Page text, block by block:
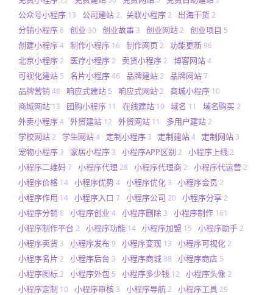
公众号小程序 13 公司建站2 关联小程序2 出海干货2
分销小程序6 创业 30 创业故事 3 创业网站2 创业项目 5
创建小程序4 制作小程序 16 制作网页 2 功能更新96
北京小程序2 医疗小程序2 卖货小程序2 博客网站4
可视化建站 5 名片小程序46 品牌建站2 品牌网站7
品牌营销 48 响应式建站 5 响应式网站2 商城小程序 10
商城网站 13 团购小程序 11 在线建站 10 域名 11 域名购买2
外卖小程序4 外贸建站 12 外贸网站 11 多用户建站2
学校网站2 学生网站4 定制小程序 3 定制建站4 定制网站 3
宠物小程序 3 家居小程序 3 小程序APP区别 2 小程序上线 2
小程序二维码7 小程序代理 28 小程序代理商2 小程序代运营2
小程序价格 14 小程序优势4 小程序优化 3 小程序会员 2
小程序作用 14 小程序入口 7 小程序公司 20 小程序分享2
小程序分销 8 小程序创业 4 小程序删除 3 小程序制作 161
小程序制作平台 2 小程序功能 14 小程序加盟 15 小程序助手2
小程序卖货 3 小程序发布9 小程序变现 13 小程序可视化2
小程序名片 2 小程序后台 3 小程序商城88 小程序商店 5
小程序图标2 小程序外包 5 小程序多少钱 12 小程序头像 2
小程序定制 10 小程序审核 3 小程序导航2 小程序工具29